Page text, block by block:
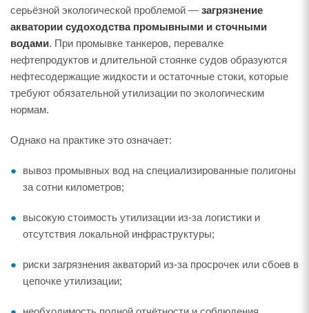
серьёзной экологической проблемой — загрязнение
акватории судоходства промывными и сточными
водами. При промывке танкеров, перевалке
нефтепродуктов и длительной стоянке судов образуются
нефтесодержащие жидкости и остаточные стоки, которые
требуют обязательной утилизации по экологическим
нормам.
Однако на практике это означает:
вывоз промывных вод на специализированные полигоны
за сотни километров;
высокую стоимость утилизации из-за логистики и
отсутствия локальной инфраструктуры;
риски загрязнения акваторий из-за просрочек или сбоев в
цепочке утилизации;